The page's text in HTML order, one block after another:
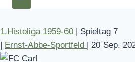
1.Histoliga 1959-60 | Spieltag 7
| Ernst-Abbe-Sportfeld | 20 Sep.